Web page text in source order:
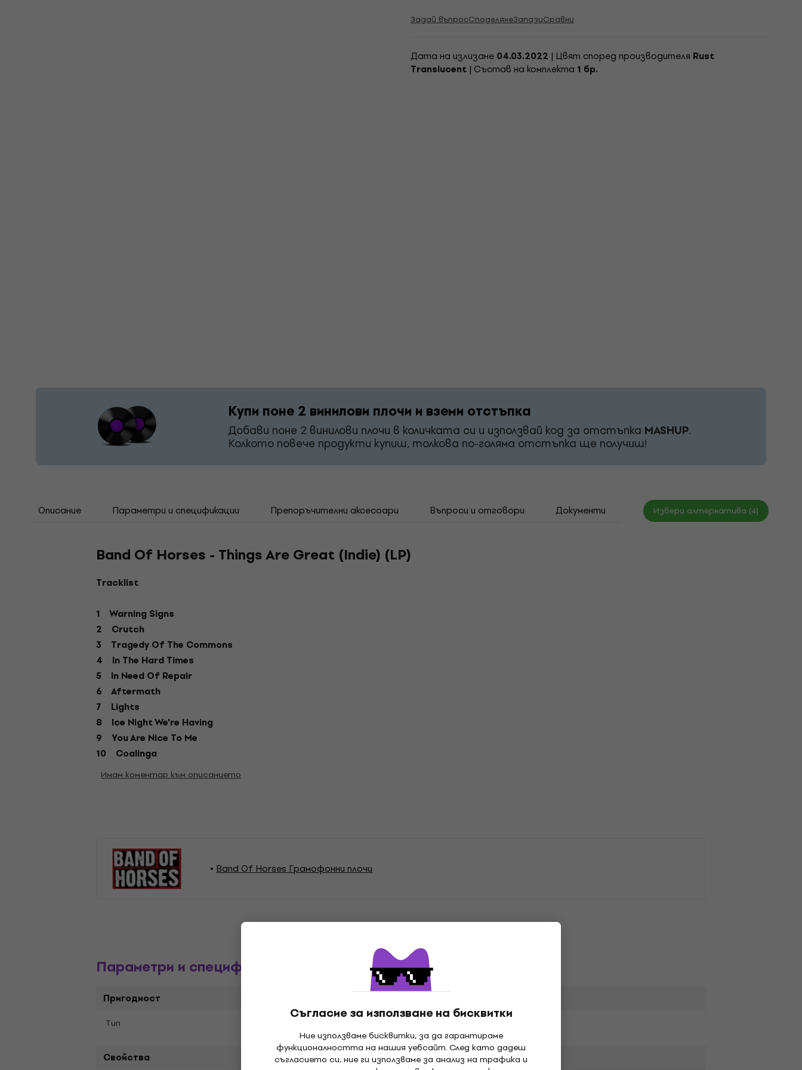
Съгласие за използване на бисквитки
Ние използваме бисквитки, за да гарантираме
функционалността на нашия уебсайт. След като дадеш
съгласието си, ние ги използваме за анализ на трафика и
Задай въпросСподелянеЗапазиСравни
Дата на излизане 04.03.2022 | Цвят според производителя Rust
Translucent | Състав на комплекта 1 бр.
Купи поне 2 винилови плочи и вземи отстъпка
Добави поне 2 винилови плочи в количката си и използвай код за отстъпка MASHUP.
Колкото повече продукти купиш, толкова по-голяма отстъпка ще получиш!
Описание Параметри и спецификации Препоръчителни аксесоари Въпроси и отговори Документи Съвети за грижа за винилови плочи
Избери алтернатива (4)
Band Of Horses - Things Are Great (Indie) (LP)
Tracklist
1 Warning Signs
2 Crutch
3 Tragedy Of The Commons
4 In The Hard Times
5 In Need Of Repair
6 Aftermath
7 Lights
8 Ice Night We're Having
9 You Are Nice To Me
10 Coalinga
Имам коментар към описанието
Band Of Horses Грамофонни плочи
Параметри и спецификации
Пригодност
Tип
Свойства